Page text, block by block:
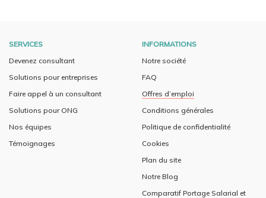
SERVICES
Devenez consultant
Solutions pour entreprises
Faire appel à un consultant
Solutions pour ONG
Nos équipes
Témoignages
INFORMATIONS
Notre société
FAQ
Offres d’emploi
Conditions générales
Politique de confidentialité
Cookies
Plan du site
Notre Blog
Comparatif Portage Salarial et